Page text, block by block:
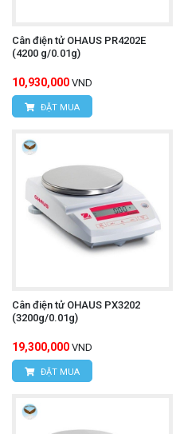
Cân điện tử OHAUS PR4202E
(4200 g/0.01g)
10,930,000 VND
ĐẶT MUA
Cân điện tử OHAUS PX3202
(3200g/0.01g)
19,300,000 VND
ĐẶT MUA